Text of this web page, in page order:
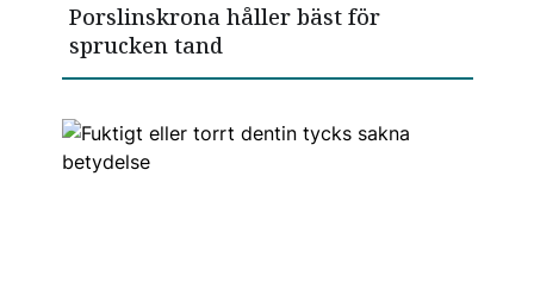
Porslinskrona håller bäst för
sprucken tand